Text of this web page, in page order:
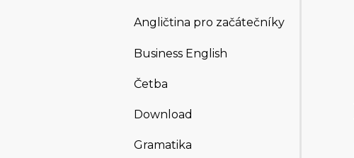
Angličtina pro začátečníky
Business English
Četba
Download
Gramatika